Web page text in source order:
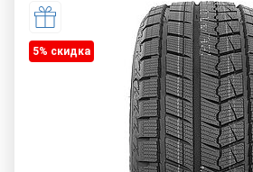
5% cкидка